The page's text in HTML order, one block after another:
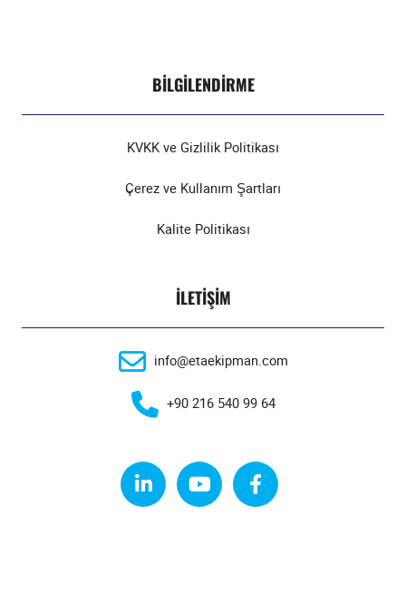
BILGILENDIRME
KVKK ve Gizlilik Politikası
Çerez ve Kullanım Şartları
Kalite Politikası
İLETIŞIM
info@etaekipman.com
+90 216 540 99 64